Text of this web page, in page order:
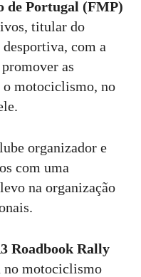
de Portugal (FMP)
titular do
com a
as
o motociclismo, no
organizador e
com uma
na organização
Roadbook Rally
no motociclismo